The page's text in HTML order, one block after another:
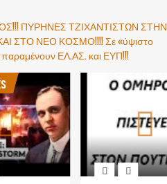
ΠΥΡΗΝΕΣ ΤΖΙΧΑΝΤΙΣΤΩΝ ΣΤΗΝ
ΣΤΟ ΝΕΟ ΚΟΣΜΟ!!!! Σε «ύψιστο
ΕΛ.ΑΣ. και ΕΥΠ!!!